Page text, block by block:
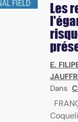
Les
E.
Dans